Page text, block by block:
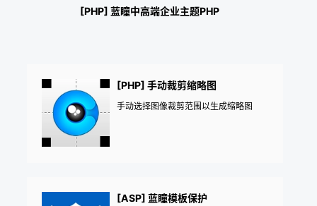
[PHP] 蓝瞳中高端企业主题PHP
[PHP] 手动裁剪缩略图
手动选择图像裁剪范围以生成缩略图
[ASP] 蓝瞳模板保护